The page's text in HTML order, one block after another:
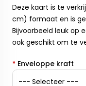
Deze kaart is te
cm) formaat en is
Bijvoorbeeld leuk op
ook geschikt om te
* Enveloppe kraft